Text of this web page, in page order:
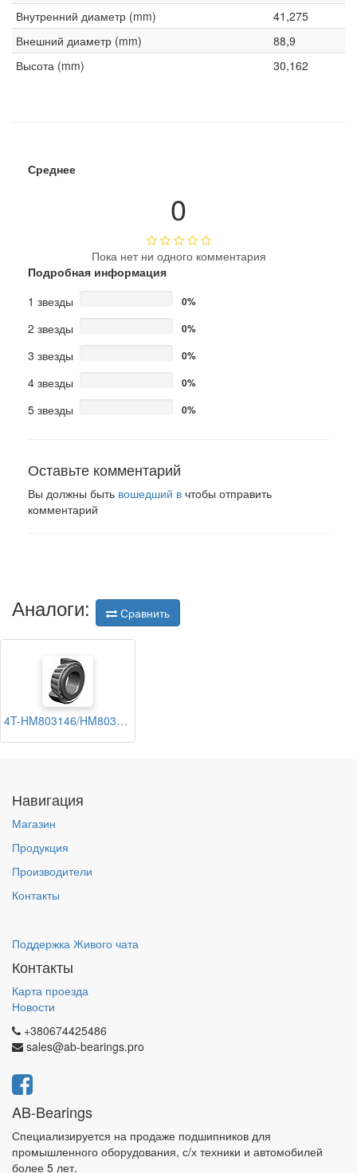
Внутренний диаметр (mm)
41,275
Внешний диаметр (mm)
88,9
Высота (mm)
30,162
Среднее
0
Пока нет ни одного комментария
Подробная информация
1 звезды
0%
2 звезды 0%
3 звезды 0%
4 звезды 0%
5 звезды 0%
Оставьте комментарий
Вы должны быть вошедший в чтобы отправить
комментарий
Аналоги: Сравнить
4T-HM803146/HM803110 NTN
Навигация
Магазин
Продукция
Производители
Контакты
Поддержка Живого чата
Контакты
Карта проезда
Новости
+380674425486
sales@ab-bearings.pro
AB-Bearings
Специализируется на продаже подшипников для
промышленного оборудования, с/х техники и автомобилей
более 5 лет.